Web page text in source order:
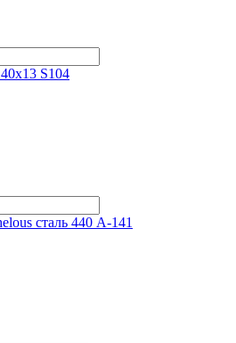
S104
сталь 440 A-141